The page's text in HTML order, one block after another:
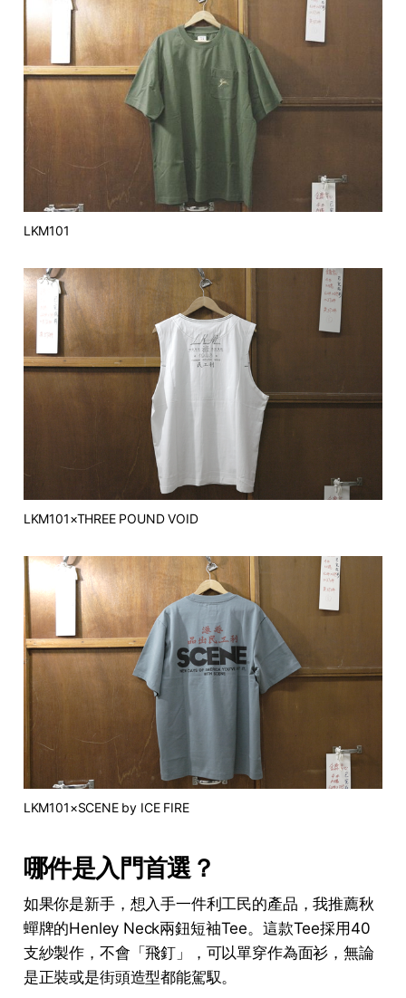
LKM101
LKM101×THREE POUND VOID
LKM101×SCENE by ICE FIRE
哪件是入門首選？
如果你是新手，想入手一件利工民的產品，我推薦秋
蟬牌的Henley Neck兩鈕短袖Tee。這款Tee採用40
支紗製作，不會「飛釘」，可以單穿作為面衫，無論
是正裝或是街頭造型都能駕馭。